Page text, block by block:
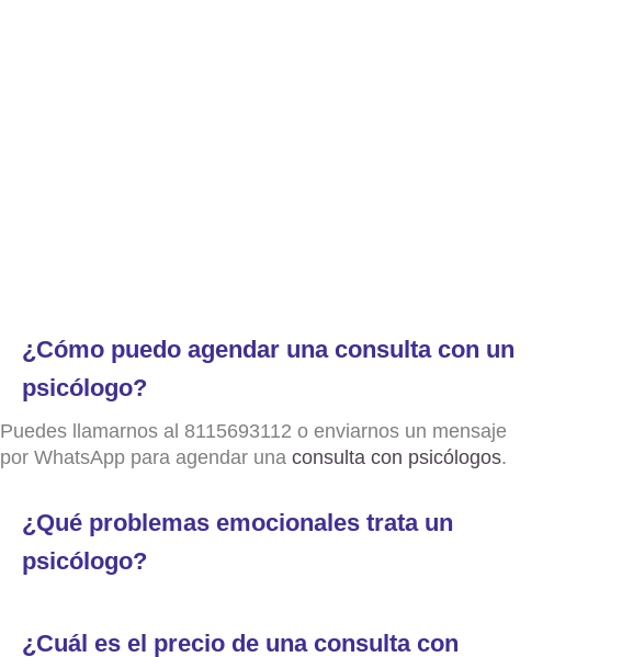
¿Cómo puedo agendar una consulta con un
psicólogo?
Puedes llamarnos al 8115693112 o enviarnos un mensaje
por WhatsApp para agendar una consulta con psicólogos.
¿Qué problemas emocionales trata un
psicólogo?
¿Cuál es el precio de una consulta con